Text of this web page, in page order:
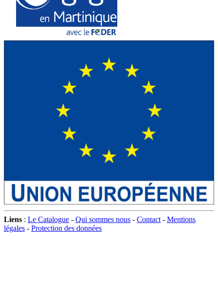
Liens : Le Catalogue - Qui sommes nous - Contact - Mentions
légales - Protection des données